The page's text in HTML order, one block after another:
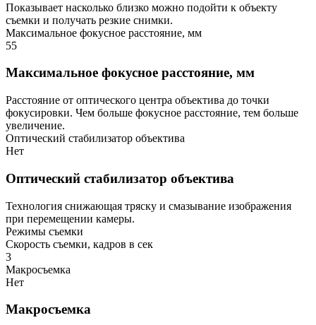
Показывает насколько близко можно подойти к объекту
съемки и получать резкие снимки.
Максимальное фокусное расстояние, мм
55
Максимальное фокусное расстояние, мм
Расстояние от оптического центра объектива до точки
фокусировки. Чем больше фокусное расстояние, тем больше
увеличение.
Оптический стабилизатор объектива
Нет
Оптический стабилизатор объектива
Технология снижающая тряску и смазывание изображения
при перемещении камеры.
Режимы съемки
Скорость съемки, кадров в сек
3
Макросъемка
Нет
Макросъемка